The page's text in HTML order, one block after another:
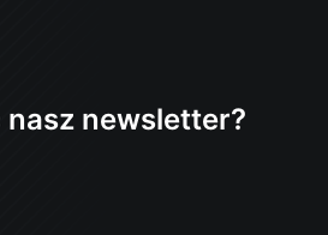
newsletter?